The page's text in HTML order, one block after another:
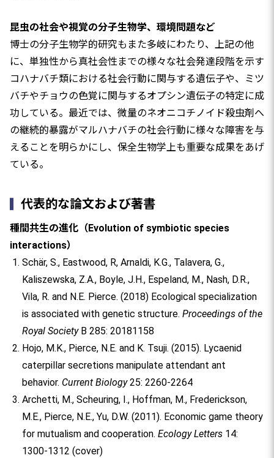
昆虫の社会や視覚の分子生物学、環境問題など
博士の分子生物学的研究もまた多岐にわたり、上記の他
に、単独性から真社会性までの様々な社会発達段階を示す
コハナバチ類における社会行動に関与する遺伝子や、ミツ
バチやチョウの色覚に関与するオプシン遺伝子の特定に成
功している。最近では、微量のネオニコチノイド殺虫剤へ
の継続的暴露がマルハナバチの社会行動に様々な障害を与
えることを明らかにし、保全生物学上も重要な成果をあげ
ている。
代表的な論文および著書
種間共生の進化（Evolution of symbiotic species
interactions）
Schär, S., Eastwood, R, Arnaldi, K.G., Talavera, G.,
Kaliszewska, Z.A., Boyle, J.H., Espeland, M., Nash, D.R.,
Vila, R. and N.E. Pierce. (2018) Ecological specialization
is associated with genetic structure. Proceedings of the
Royal SocietyB 285: 20181158
Hojo, M.K., Pierce, N.E. and K. Tsuji. (2015). Lycaenid
caterpillar secretions manipulate attendant ant
behavior. Current Biology25: 2260-2264
Archetti, M., Scheuring, I., Hoffman, M., Frederickson,
M.E., Pierce, N.E., Yu, D.W. (2011). Economic game theory
for mutualism and cooperation. Ecology Letters 14:
1300-1312 (cover)